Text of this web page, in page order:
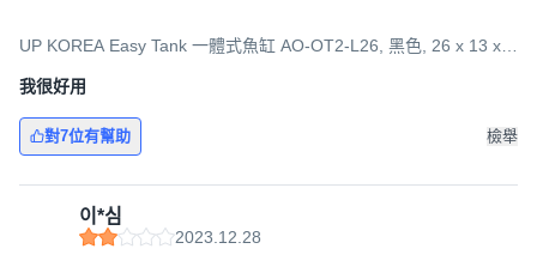
簡約時尚的設計，讓您輕鬆打造療癒水景，為居家生活增添一
UP KOREA Easy Tank 一體式魚缸 AO-OT2-L26, 黑色, 26 x 13 x
我很好用
對7位有幫助 檢舉
이*심
2023.12.28